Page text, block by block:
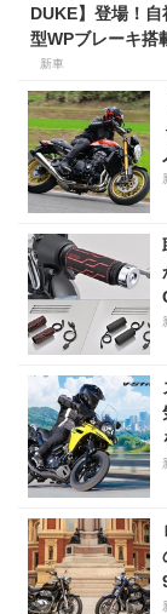
DUKE】登場！
型WPブレーキ搭
がさらに進化。
円で7月発売開始
新車